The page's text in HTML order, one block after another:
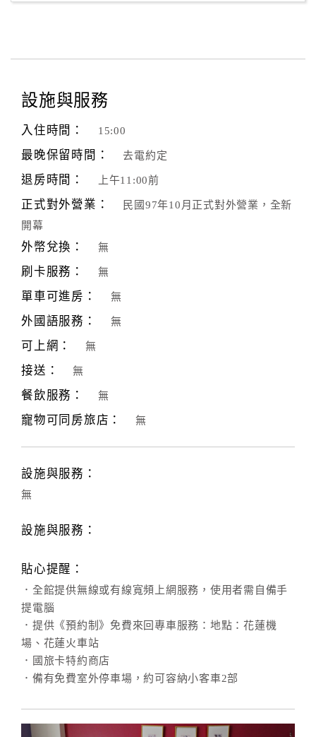
設施與服務
入住時間： 15:00
最晚保留時間： 去電約定
退房時間： 上午11:00前
正式對外營業：
民國97年10月正式對外營業，全新
開幕
外幣兌換： 無
刷卡服務： 無
單車可進房： 無
外國語服務： 無
可上網： 無
接送： 無
餐飲服務： 無
寵物可同房旅店： 無
設施與服務：
無
設施與服務：
貼心提醒：
．全館提供無線或有線寬頻上網服務，使用者需自備手
提電腦
．提供《預約制》免費來回專車服務：地點：花蓮機
場、花蓮火車站
．國旅卡特約商店
．備有免費室外停車場，約可容納小客車2部